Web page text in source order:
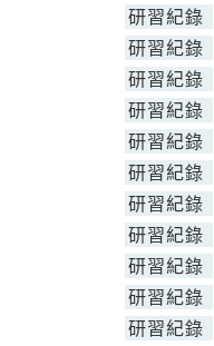
研習紀錄
研習紀錄
研習紀錄
研習紀錄
研習紀錄
研習紀錄
研習紀錄
研習紀錄
研習紀錄
研習紀錄
研習紀錄